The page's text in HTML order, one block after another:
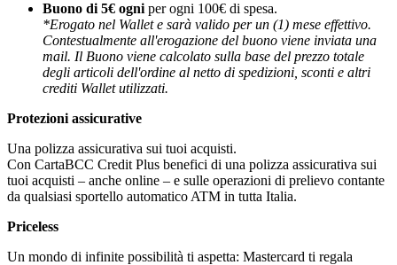
Buono di 5€ ogniper ogni 100€ di spesa.
*Erogato nel Wallet e sarà valido per un (1) mese effettivo.
Contestualmente all'erogazione del buono viene inviata una
mail. Il Buono viene calcolato sulla base del prezzo totale
degli articoli dell'ordine al netto di spedizioni, sconti e altri
crediti Wallet utilizzati.
Protezioni assicurative
Una polizza assicurativa sui tuoi acquisti.
Con CartaBCC Credit Plus benefici di una polizza assicurativa sui
tuoi acquisti – anche online – e sulle operazioni di prelievo contante
da qualsiasi sportello automatico ATM in tutta Italia.
Priceless
Un mondo di infinite possibilità ti aspetta: Mastercard ti regala